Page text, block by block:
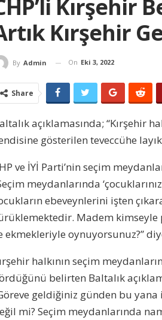
Kırşehir
Kırşehir
By Admin On Eki 3, 2022
Share
açıklamasında; “Kırşehir
gösterilen teveccühe
ve İYİ Parti’nin seçim
meydanlarında
ebeveynlerini işten
Madem kimseyle
ekmekleriyle oynuyorsunuz?”
halkının seçim
belirten Baltalık
geldiğiniz günden bu yana
mi? Seçim meydanlarında